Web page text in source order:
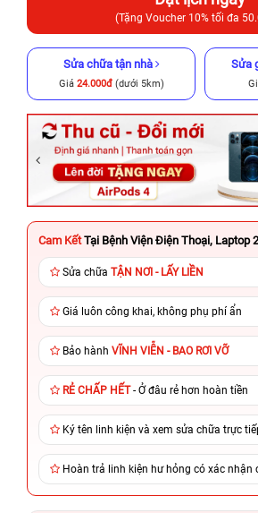
(Tặng Voucher 10% tối đa
Sửa chữa tận nhà
Giá 24.000đ(dưới 5km)
Sửa
Cam Kết Tại Bệnh Viện Điện Thoại, Laptop
Sửa chữa TẬN NƠI - LẤY LIỀN
Giá luôn công khai, không phụ phí ẩn
Bảo hành VĨNH VIỄN - BAO RƠI VỠ
RẺ CHẤP HẾT- Ở đâu rẻ hơn hoàn tiền
Ký tên linh kiện và xem sửa chữa trực
Hoàn trả linh kiện hư hỏng có xác nhận